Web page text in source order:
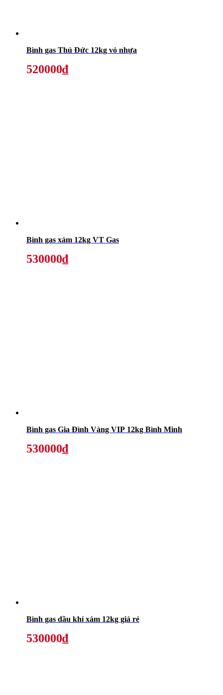
Bình gas Thủ Đức 12kg vỏ nhựa
520000₫
Bình gas xám 12kg VT Gas
530000₫
Bình gas Gia Đình Vàng VIP 12kg Bình Minh
530000₫
Bình gas dầu khí xám 12kg giá rẻ
530000₫